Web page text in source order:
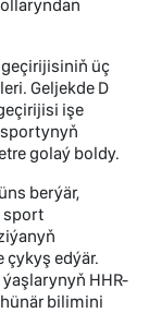
üç
Geljekde D
işe
golaý boldy.
berýär,
sport
edýär.
HHR-
bilimini